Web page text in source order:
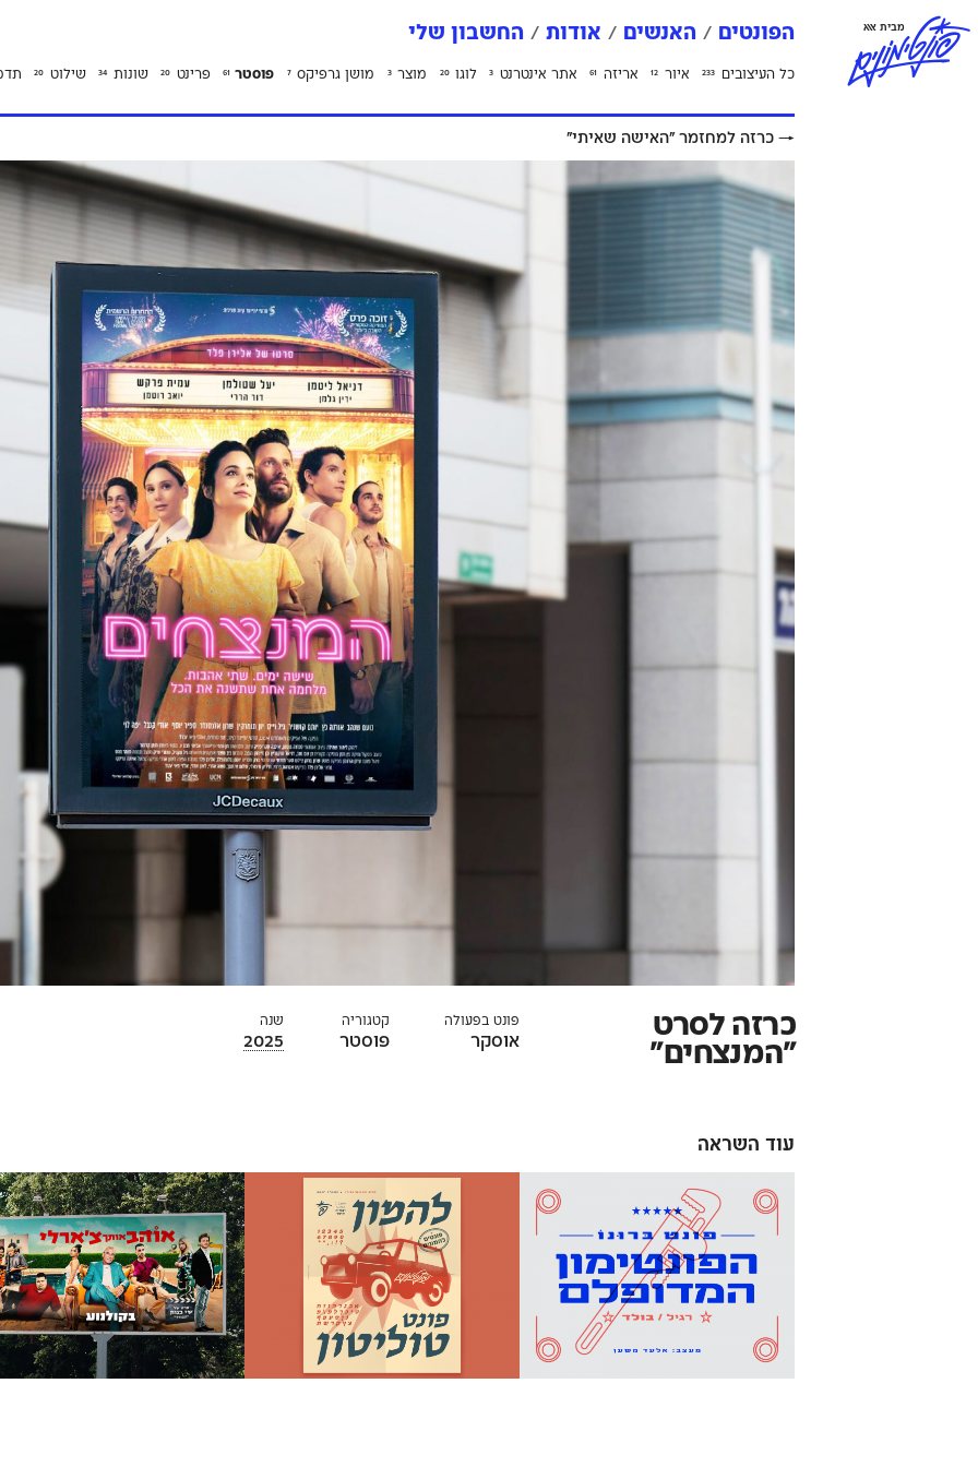
פונטימוניםמבית אאא הפונטים האנשים אודות החשבון שלי
כל העיצובים 233 איור 12 אריזה 61 אתר אינטרנט 3 לוגו 20 מוצר 3 מושן גרפיקס 7 פוסטר 61 פרינט 20 שונות 34 שילוט 20
→ כרזה למחזמר ״האישה שאיתי״
כרזה לסרט
״המנצחים״
פונט בפעולה
אוסקר
קטגוריה
פוסטר
שנה
2025
עוד השראה